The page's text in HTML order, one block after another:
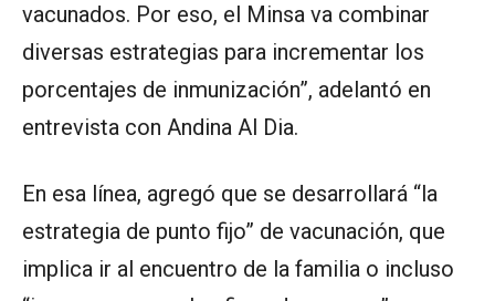
vacunados. Por eso, el Minsa va combinar
diversas estrategias para incrementar los
porcentajes de inmunización”, adelantó en
entrevista con Andina Al Dia.
En esa línea, agregó que se desarrollará “la
estrategia de punto fijo” de vacunación, que
implica ir al encuentro de la familia o incluso